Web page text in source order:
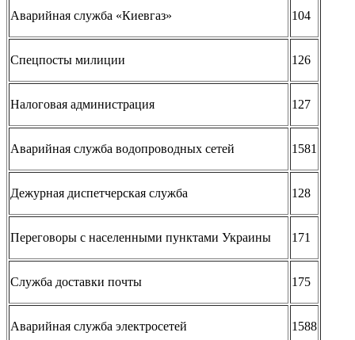
Аварийная служба «Киевгаз» 104
Спецпосты милиции 126
Налоговая администрация 127
Аварийная служба водопроводных сетей 1581
Дежурная диспетчерская служба 128
Переговоры с населенными пунктами Украины 171
Служба доставки почты 175
Аварийная служба электросетей 1588